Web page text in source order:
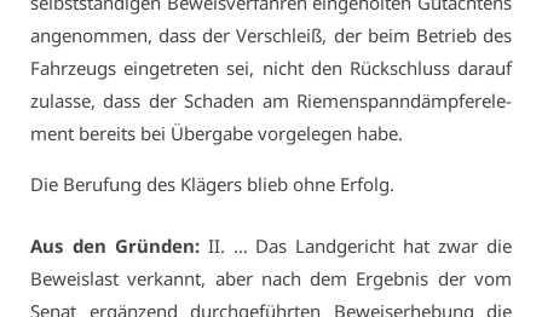
an­ge­nom­men, dass der Ver­schleiß, der beim Be­trieb des
Fahr­zeugs ein­ge­tre­ten sei, nicht den Rück­schluss dar­auf
zu­las­se, dass der Scha­den am Rie­men­spann­dämp­fe­r­ele­
ment be­reits bei Über­ga­be vor­ge­le­gen ha­be.
Die Be­ru­fung des Klä­gers blieb oh­ne Er­folg.
Aus den Grün­den:II. … Das Land­ge­richt hat zwar die
Be­weis­last ver­kannt, aber nach dem Er­geb­nis der vom
Se­nat er­gän­zend durch­ge­führ­ten Be­weis­er­he­bung die